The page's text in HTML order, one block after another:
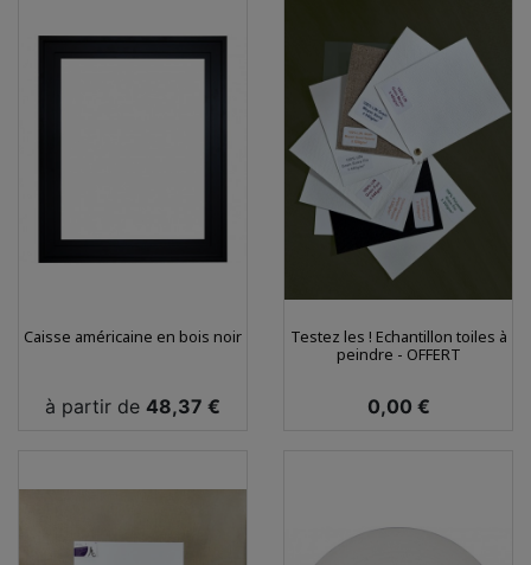
Caisse américaine en bois noir
Prix
à partir de 48,37 €
Testez les ! Echantillon toiles à
peindre - OFFERT
Prix
0,00 €